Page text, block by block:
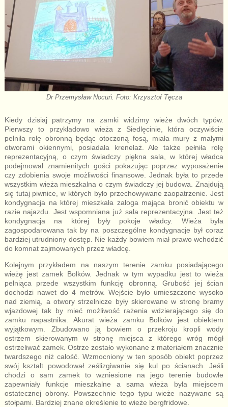
Dr Przemysław Nocuń. Foto: Krzysztof Tęcza
Kiedy dzisiaj patrzymy na zamki widzimy wieże dwóch typów.
Pierwszy to przykładowo wieża z Siedlęcinie, która oczywiście
pełniła rolę obronną będąc otoczoną fosą, miała mury z małymi
otworami okiennymi, posiadała krenelaż. Ale także pełniła rolę
reprezentacyjną, o czym świadczy piękna sala, w której władca
podejmował znamienitych gości pokazując poprzez wyposażenie
czy zdobienia swoje możliwości finansowe. Jednak była to przede
wszystkim wieża mieszkalna o czym świadczy jej budowa. Znajdują
się tutaj piwnice, w których było przechowywane zaopatrzenie. Jest
kondygnacja na której mieszkała załoga mająca bronić obiektu w
razie najazdu. Jest wspomniana już sala reprezentacyjna. Jest też
kondygnacja na której były pokoje władcy. Wieża była
zagospodarowana tak by na poszczególne kondygnacje był coraz
bardziej utrudniony dostęp. Nie każdy bowiem miał prawo wchodzić
do komnat zajmowanych przez władcę.
Kolejnym przykładem na naszym terenie zamku posiadającego
wieżę jest zamek Bolków. Jednak w tym wypadku jest to wieża
pełniąca przede wszystkim funkcję obronną. Grubość jej ścian
dochodzi nawet do 4 metrów. Wejście było umieszczone wysoko
nad ziemią, a otwory strzelnicze były skierowane w stronę bramy
wjazdowej tak by mieć możliwość rażenia wdzierającego się do
zamku napastnika. Akurat wieża zamku Bolków jest obiektem
wyjątkowym. Zbudowano ją bowiem o przekroju kropli wody
ostrzem skierowanym w stronę miejsca z którego wróg mógł
ostrzeliwać zamek. Ostrze zostało wykonane z materiałem znacznie
twardszego niż całość. Wzmocniony w ten sposób obiekt poprzez
swój kształt powodował ześlizgiwanie się kul po ścianach. Jeśli
chodzi o sam zamek to wzniesione na jego terenie budowle
zapewniały funkcje mieszkalne a sama wieża była miejscem
ostatecznej obrony. Powszechnie tego typu wieże nazywane są
stołpami. Bardziej znane określenie to wieże bergfridowe.